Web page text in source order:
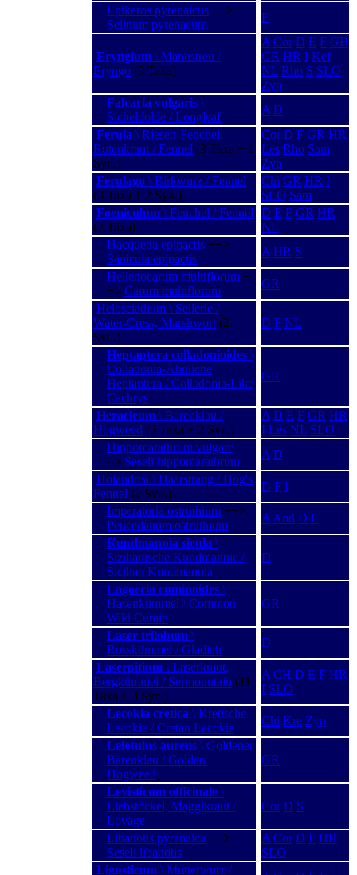
Epikeros pyrenaicus −−>
Selinum pyrenaeum
F
Eryngium \ Mannstreu /
Eryngo (9 Taxa)
A Cor D E F GB
GR HR I Kef
NL Rho S SLO
Zyp
Falcaria vulgaris \
Sicheldolde / Longleaf
A D
Ferula \ Riesen-Fenchel,
Rutenkraut / Fennel (3 Taxa + 1
Syn.)
Cor D F GR HR
Les Rho Sam
Zyp
Ferulago \ Birkwurz / Fennel
(3 Taxa + 2 Syn.)
Chi GR HR I
SLO Sam
Foeniculum \ Fenchel / Fennel
(2 Taxa)
D E F GR HR
NL
Hacquetia epipactis −−>
Sanicula epipactis
A HR S
Hellenocarum multiflorum −
−> Carum multiflorum
GR
Helosciadium \ Sellerie /
Water-Cress, Marshwort (2
Syn.)
D F NL
Heptaptera colladonioides \
Colladonia-Ähnliche
Heptaptera / Colladonia-Like
Cachrys
GR
Heracleum \ Bärenklau /
Hogweed (8 Taxa + 2 Syn.)
A D E F GR HR
I Les NL SLO
Hippomarathrum vulgare −
−> Seseli hippomarathrum
A D
Holandrea \ Haarstrang / Hog's
Fennel (2 Syn.)
D F I
Imperatoria ostruthium −−>
Peucedanum ostruthium
A And D F
Kundmannia sicula \
Sizilianische Kundmannie /
Sicilian Kundmannia
D
Lagoecia cuminoides \
Hasenkümmel / Common
Wild Cumin
GR
Laser trilobum \
Rosskümmel / Gladich
D
Laserpitium \ Laserkraut,
Bergkümmel / Sermountain (11
Taxa + 3 Syn.)
A CH D E F HR
I SLO
Lecokia cretica \ Kretische
Lecokie / Cretan Lecokia
Chi Kre Zyp
Leiotulus aureus \ Goldener
Bärenklau / Golden
Hogweed
GR
Levisticum officinale \
Liebstöckel, Maggikraut /
Lovage
Cor D S
Libanotis pyrenaica −−>
Seseli libanotis
A Cor D F HR
SLO
Ligusticum \ Mutterwurz /